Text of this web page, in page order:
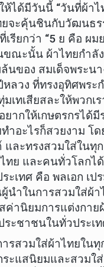
ห้ได้มีวันนี้ “วันที่ผ้า
ยจะคุ้นชินกับวัฒนธ
รียกว่า “5 ย คือ ผม
นขณะนั้น ผ้าไทยกำ
ของ สมเด็จพระนา
วง ที่ทรงอุทิศพระ
ทเสียสละให้พวกเ
ากให้เกษตรกรได้มี
อะไรก็สวยงาม โ
ละทรงสวมใส่ในทุ
ทย และคนทั่วโลกไ
ะเทศ คือ พลเอก เ
ำในการสวมใส่ผ้า
ค่านิยมการแต่งกา
ะชาชนในทั่วประเ
รสวมใส่ผ้าไทยใน
ะแสนิยมและสวมใ